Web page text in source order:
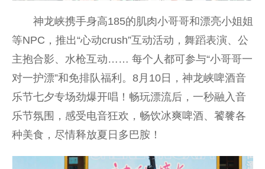
神龙峡携手身高185的肌肉小哥哥和漂亮小姐姐
等NPC，推出“心动crush”互动活动，舞蹈表演、公
主抱合影、水枪互动…… 每个人都可参与“小哥哥一
对一护漂”和免排队福利。8月10日，神龙峡啤酒音
乐节七夕专场劲爆开唱！畅玩漂流后，一秒融入音
乐节氛围，感受电音狂欢，畅饮冰爽啤酒、饕餮各
种美食，尽情释放夏日多巴胺！